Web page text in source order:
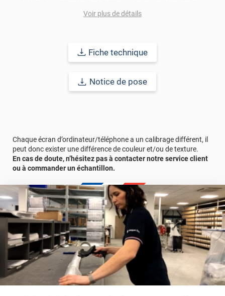
intérieure et extérieure allant jusqu'à 15 ans.
Voir plus de détails
Fiche technique
Notice de pose
Chaque écran d’ordinateur/téléphone a un calibrage différent, il
peut donc exister une différence de couleur et/ou de texture.
En cas de doute, n’hésitez pas à contacter notre service client
ou à commander un échantillon.